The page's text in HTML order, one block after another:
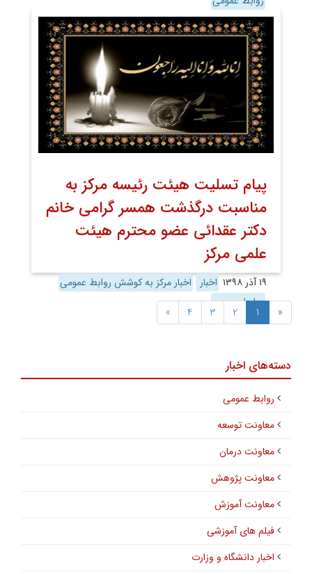
پیام تسلیت هیئت رئیسه مرکز به
مناسبت درگذشت همسر گرامی خانم
دکتر عقدائی عضو محترم هیئت
علمی مرکز
۱۹ آذر ۱۳۹۸ اخبار
اخبار مرکز به کوشش روابط عمومی
روابط عمومی
«
1
2
3
4
»
دسته‌های اخبار
روابط عمومی
معاونت توسعه
معاونت درمان
معاونت پژوهش
معاونت آموزش
فیلم های آموزشی
اخبار دانشگاه و وزارت